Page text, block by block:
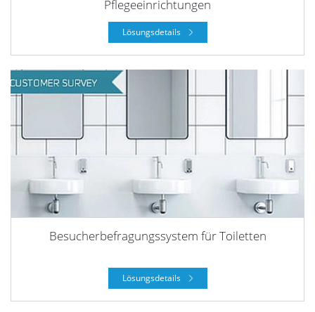
Pflegeeinrichtungen
Lösungsdetails
Besucherbefragungssystem für Toiletten
Lösungsdetails